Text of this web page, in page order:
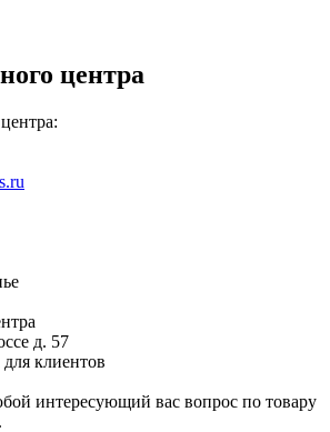
центра
д. 57
для клиентов
интересующий вас вопрос по товару